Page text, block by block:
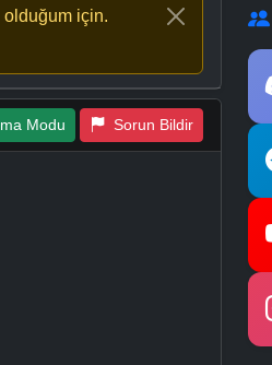
olduğum için.
Modu Sorun Bildir